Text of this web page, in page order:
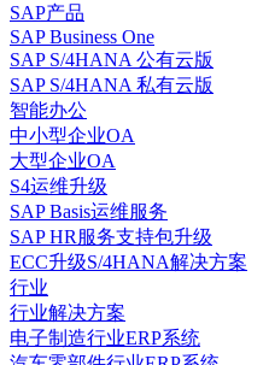
SAP产品
SAP Business One
SAP S/4HANA 公有云版
SAP S/4HANA 私有云版
智能办公
中小型企业OA
大型企业OA
S4运维升级
SAP Basis运维服务
SAP HR服务支持包升级
ECC升级S/4HANA解决方案
行业
行业解决方案
电子制造行业ERP系统